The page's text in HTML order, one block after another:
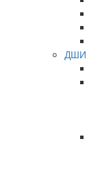
ДШИ